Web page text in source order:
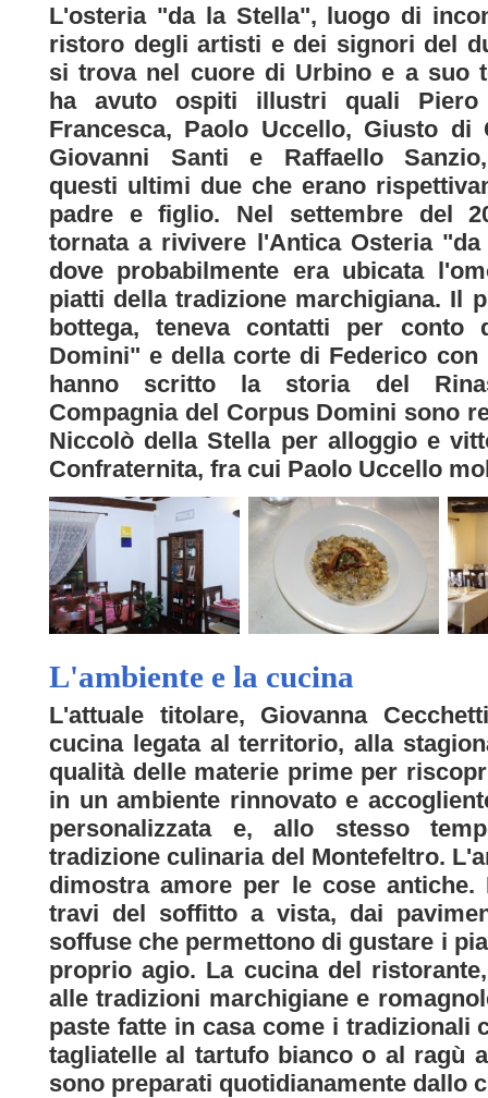
L'osteria "da la Stella", luogo di
ristoro degli artisti e dei signori del
si trova nel cuore di Urbino e a suo
ha avuto ospiti illustri quali Piero
Francesca, Paolo Uccello, Giusto di
Giovanni Santi e Raffaello
questi ultimi due che erano
padre e figlio. Nel settembre del
tornata a rivivere l'Antica Osteria
dove probabilmente era ubicata
piatti della tradizione marchigiana. Il
bottega, teneva contatti per conto
Domini" e della corte di Federico
hanno scritto la storia del
Compagnia del Corpus Domini sono
Niccolò della Stella per alloggio e
Confraternita, fra cui Paolo Uccello
L'ambiente e la cucina
L'attuale titolare, Giovanna
cucina legata al territorio, alla
qualità delle materie prime per
in un ambiente rinnovato e
personalizzata e, allo stesso
tradizione culinaria del Montefeltro.
dimostra amore per le cose
travi del soffitto a vista, dai
soffuse che permettono di gustare i
proprio agio. La cucina del
alle tradizioni marchigiane e
paste fatte in casa come i tradizionali
tagliatelle al tartufo bianco o al ragù
sono preparati quotidianamente dallo